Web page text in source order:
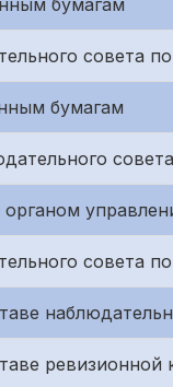
бумагам
совета
бумагам
совета
совета
ревизионной